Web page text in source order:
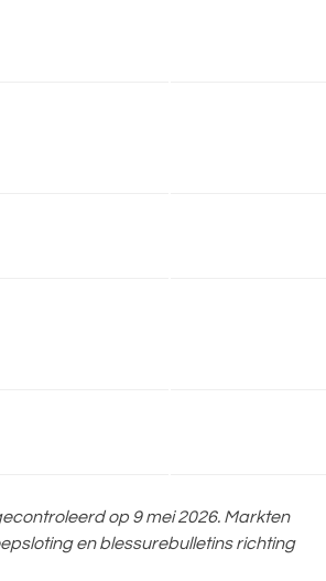
op 9 mei 2026. Markten
en blessurebulletins richting